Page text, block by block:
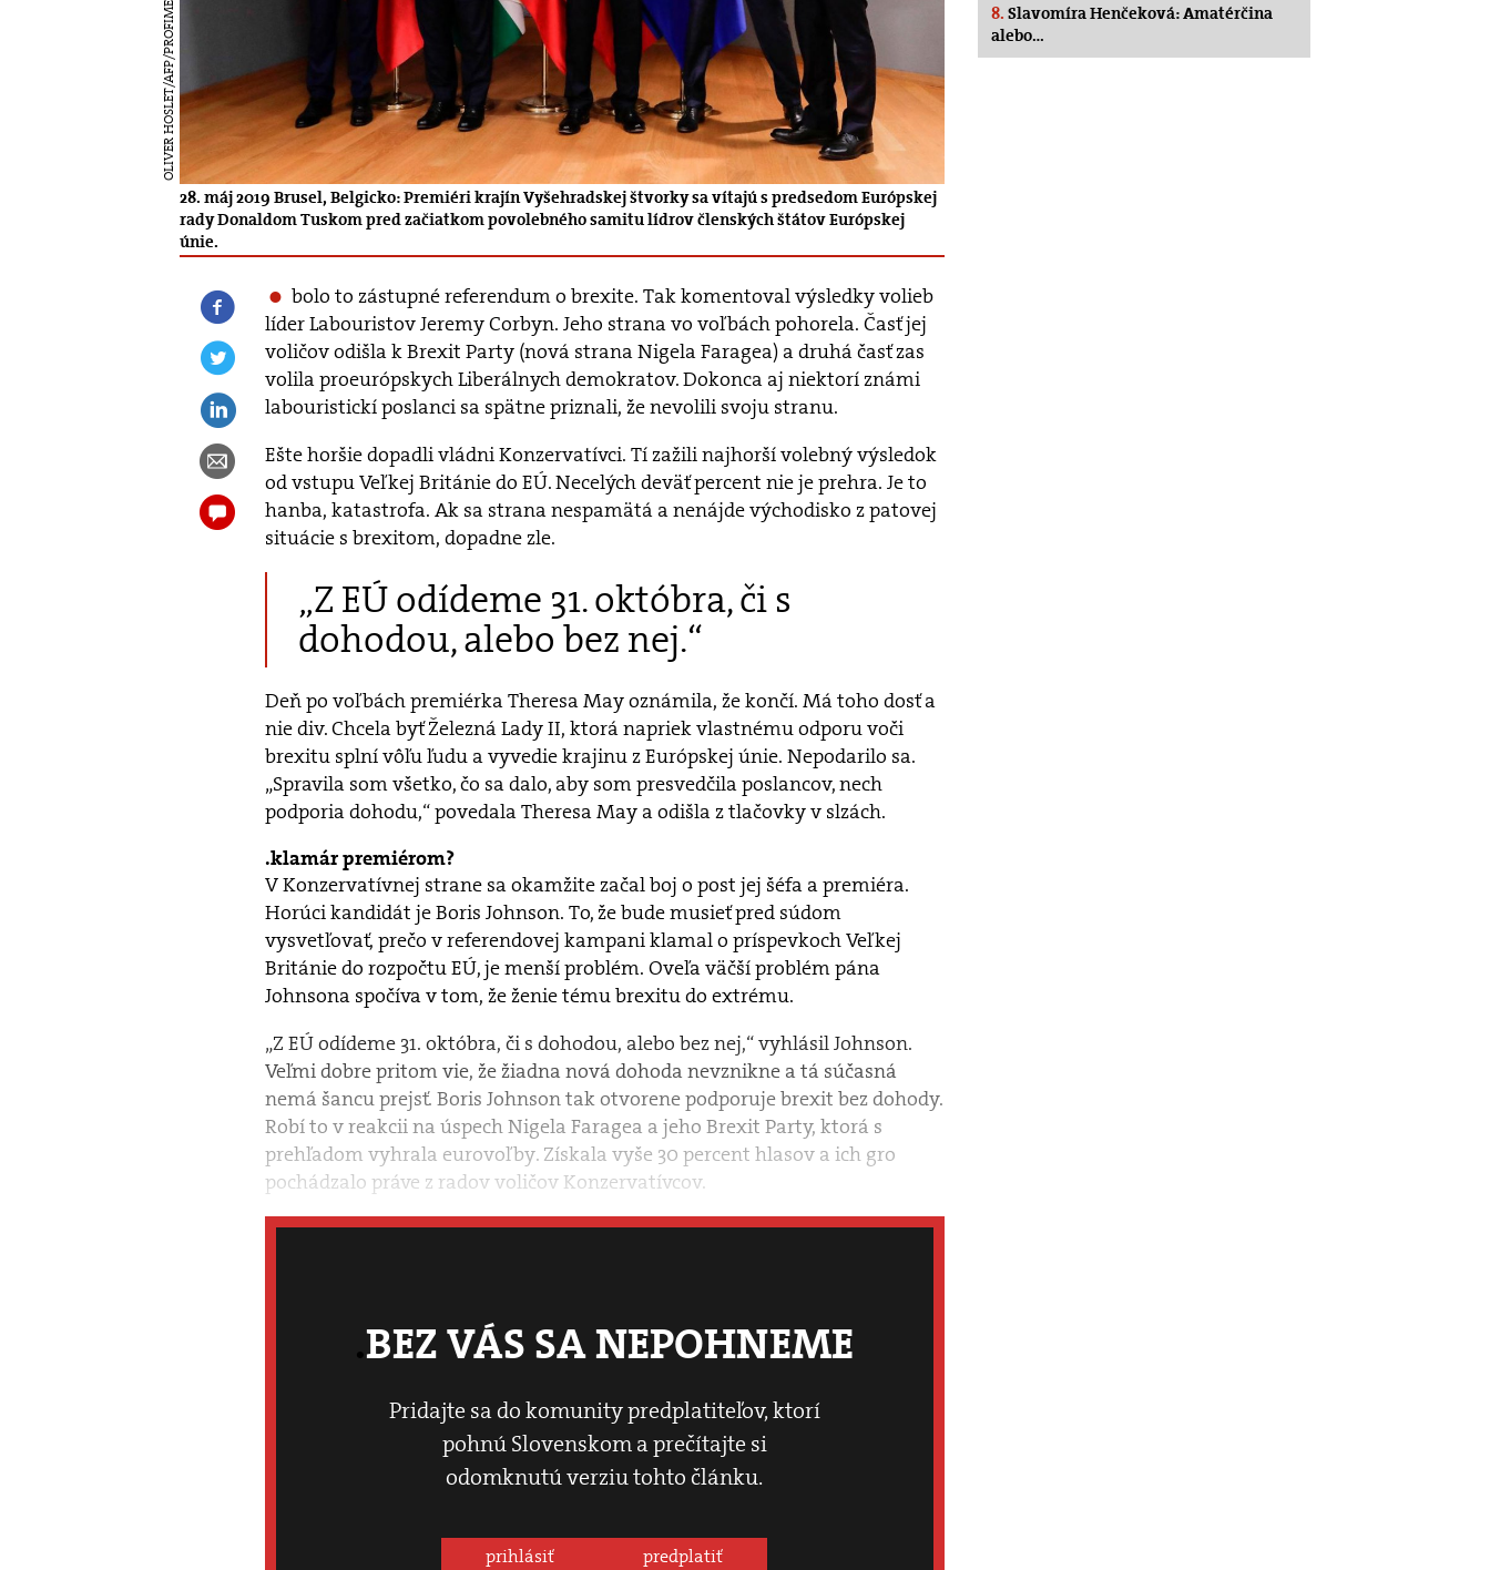
OLIVER HOSLET/AFP/PROFIMEDIA
28. máj 2019 Brusel, Belgicko: Premiéri krajín Vyšehradskej štvorky sa vítajú s predsedom Európskej
rady Donaldom Tuskom pred začiatkom povolebného samitu lídrov členských štátov Európskej
únie.
bolo to zástupné referendum o brexite. Tak komentoval výsledky volieb
líder Labouristov Jeremy Corbyn. Jeho strana vo voľbách pohorela. Časť jej
voličov odišla k Brexit Party (nová strana Nigela Faragea) a druhá časť zas
volila proeurópskych Liberálnych demokratov. Dokonca aj niektorí známi
labouristickí poslanci sa spätne priznali, že nevolili svoju stranu.
Ešte horšie dopadli vládni Konzervatívci. Tí zažili najhorší volebný výsledok
od vstupu Veľkej Británie do EÚ. Necelých deväť percent nie je prehra. Je to
hanba, katastrofa. Ak sa strana nespamätá a nenájde východisko z patovej
situácie s brexitom, dopadne zle.
„Z EÚ odídeme 31. októbra, či s
dohodou, alebo bez nej.“
Deň po voľbách premiérka Theresa May oznámila, že končí. Má toho dosť a
nie div. Chcela byť Železná Lady II, ktorá napriek vlastnému odporu voči
brexitu splní vôľu ľudu a vyvedie krajinu z Európskej únie. Nepodarilo sa.
„Spravila som všetko, čo sa dalo, aby som presvedčila poslancov, nech
podporia dohodu,“ povedala Theresa May a odišla z tlačovky v slzách.
klamár premiérom?
V Konzervatívnej strane sa okamžite začal boj o post jej šéfa a premiéra.
Horúci kandidát je Boris Johnson. To, že bude musieť pred súdom
vysvetľovať, prečo v referendovej kampani klamal o príspevkoch Veľkej
Británie do rozpočtu EÚ, je menší problém. Oveľa väčší problém pána
Johnsona spočíva v tom, že ženie tému brexitu do extrému.
„Z EÚ odídeme 31. októbra, či s dohodou, alebo bez nej,“ vyhlásil Johnson.
Veľmi dobre pritom vie, že žiadna nová dohoda nevznikne a tá súčasná
nemá šancu prejsť. Boris Johnson tak otvorene podporuje brexit bez dohody.
Robí to v reakcii na úspech Nigela Faragea a jeho Brexit Party, ktorá s
prehľadom vyhrala eurovoľby. Získala vyše 30 percent hlasov a ich gro
pochádzalo práve z radov voličov Konzervatívcov.
BEZ VÁS SA NEPOHNEME
Pridajte sa do komunity predplatiteľov, ktorí
pohnú Slovenskom a prečítajte si
odomknutú verziu tohto článku.
prihlásiť predplatiť
8. Slavomíra Henčeková: Amatérčina
alebo…